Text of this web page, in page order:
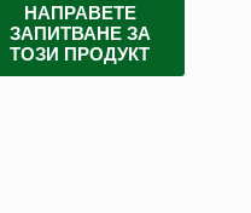
НАПРАВЕТЕ
ЗАПИТВАНЕ ЗА
ТОЗИ ПРОДУКТ